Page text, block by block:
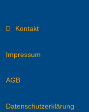
Kontakt
Impressum
AGB
Datenschutzerklärung